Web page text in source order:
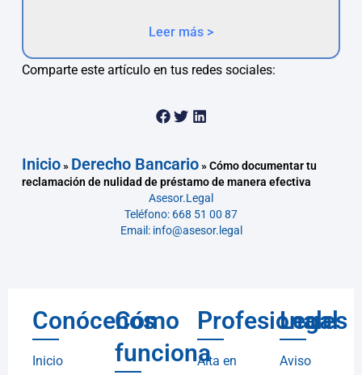
Leer más >
Comparte este artículo en tus redes sociales:
Inicio» Derecho Bancario»Cómo documentar tu
reclamación de nulidad de préstamo de manera efectiva
Asesor.Legal
Teléfono: 668 51 00 87
Email: info@asesor.legal
Conócenos
Inicio
Cómo
funciona
Profesionales
Alta en
Legal
Aviso